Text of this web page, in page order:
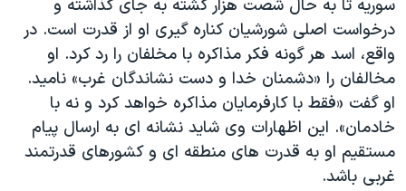
اسرائیل در جنگ
نرگس محمدی برنده جایزه نوبل صلح
همایش محافظه‌کاران آمریکا «سی‌پک»
صفحه‌های ویژه
سفر پرزیدنت ترامپ به چین
سوریه تا به حال شصت هزار کشته به جای گذاشته و
درخواست اصلی شورشیان کناره گیری او از قدرت است. در
واقع، اسد هر گونه فکر مذاکره با مخلفان را رد کرد. او
مخالفان را «دشمنان خدا و دست نشاندگان غرب» نامید.
او گفت «فقط با کارفرمایان مذاکره خواهد کرد و نه با
خادمان». این اظهارات وی شاید نشانه ای به ارسال پیام
مستقیم او به قدرت های منطقه ای و کشورهای قدرتمند
غربی باشد.